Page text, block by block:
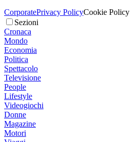
CorporatePrivacy PolicyCookie Policy
Sezioni
Cronaca
Mondo
Economia
Politica
Spettacolo
Televisione
People
Lifestyle
Videogiochi
Donne
Magazine
Motori